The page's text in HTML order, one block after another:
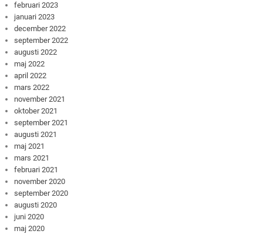
februari 2023
januari 2023
december 2022
september 2022
augusti 2022
maj 2022
april 2022
mars 2022
november 2021
oktober 2021
september 2021
augusti 2021
maj 2021
mars 2021
februari 2021
november 2020
september 2020
augusti 2020
juni 2020
maj 2020